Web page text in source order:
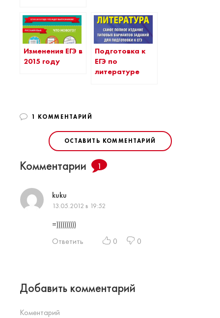
Изменения ЕГЭ в
2015 году
Подготовка к
ЕГЭ по
литературе
1 КОММЕНТАРИЙ
ОСТАВИТЬ КОММЕНТАРИЙ
Комментарии 1
kuku
13.05.2012 в 19:52
=))))))))))
Ответить
0 0
Добавить комментарий
Коментарий